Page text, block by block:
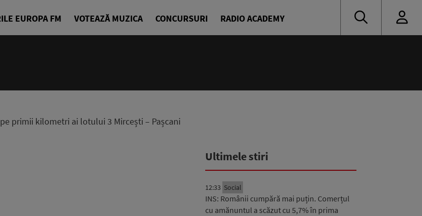
EUROPA FM VOTEAZĂ MUZICA CONCURSURI RADIO ACADEMY
primii kilometri ai lotului 3 Mircești – Pașcani
Ultimele stiri
12:33 Social
INS: Românii cumpără mai puțin. Comerțul
cu amănuntul a scăzut cu 5,7% în prima